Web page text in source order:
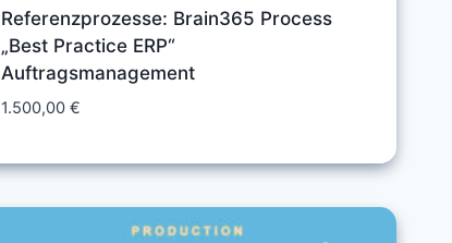
Referenzprozesse: Brain365 Process
„Best Practice ERP“
Auftragsmanagement
1.500,00€